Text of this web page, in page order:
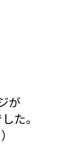
が
た。